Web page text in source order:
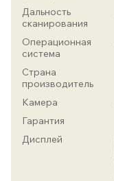
Дальность
сканирования
Операционная
система
Страна
производитель
Камера
Гарантия
Дисплей